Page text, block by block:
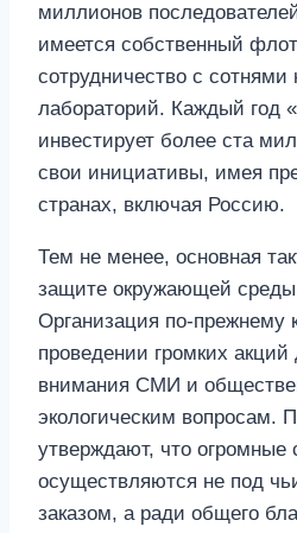
миллионов
имеется собственный
сотрудничество с сотнями
лабораторий. Каждый год
инвестирует более ста
свои инициативы, имея
странах, включая Россию.
Тем не менее, основная
защите окружающей среды
Организация по-прежнему
проведении громких
внимания СМИ и
экологическим вопросам.
утверждают, что огромные
осуществляются не под
заказом, а ради общего